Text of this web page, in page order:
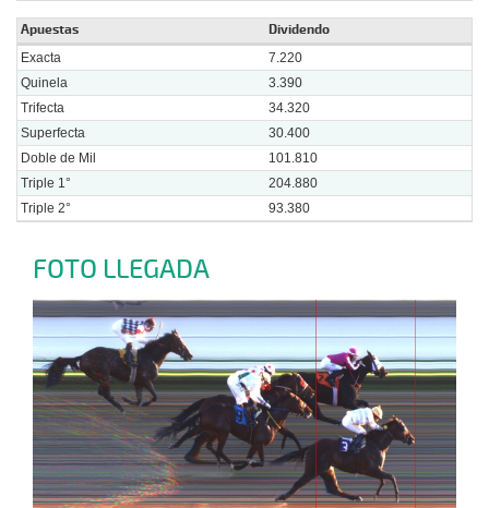
Apuestas Dividendo
Exacta
7.220
Quinela
3.390
Trifecta
34.320
Superfecta
30.400
Doble de Mil
101.810
Triple 1°
204.880
Triple 2°
93.380
FOTO LLEGADA